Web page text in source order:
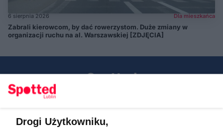
6 sierpnia 2026 Dla mieszkańca
Zabrali kierowcom, by dać rowerzystom. Duże zmiany w
organizacji ruchu na al. Warszawskiej [ZDJĘCIA]
Drogi Użytkowniku,